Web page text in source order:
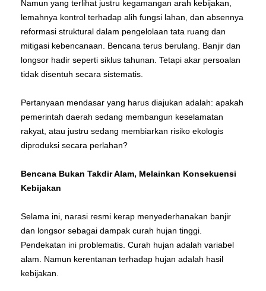
Namun yang terlihat justru kegamangan arah kebijakan,
lemahnya kontrol terhadap alih fungsi lahan, dan absennya
reformasi struktural dalam pengelolaan tata ruang dan
mitigasi kebencanaan. Bencana terus berulang. Banjir dan
longsor hadir seperti siklus tahunan. Tetapi akar persoalan
tidak disentuh secara sistematis.
Pertanyaan mendasar yang harus diajukan adalah: apakah
pemerintah daerah sedang membangun keselamatan
rakyat, atau justru sedang membiarkan risiko ekologis
diproduksi secara perlahan?
Bencana Bukan Takdir Alam, Melainkan Konsekuensi
Kebijakan
Selama ini, narasi resmi kerap menyederhanakan banjir
dan longsor sebagai dampak curah hujan tinggi.
Pendekatan ini problematis. Curah hujan adalah variabel
alam. Namun kerentanan terhadap hujan adalah hasil
kebijakan.